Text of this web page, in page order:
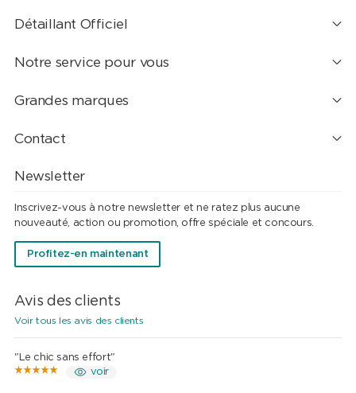
Détaillant Officiel
Notre service pour vous
Grandes marques
Contact
Newsletter
Inscrivez-vous à notre newsletter et ne ratez plus aucune
nouveauté, action ou promotion, offre spéciale et concours.
Profitez-en maintenant
Avis des clients
Voir tous les avis des clients
"Le chic sans effort"
voir